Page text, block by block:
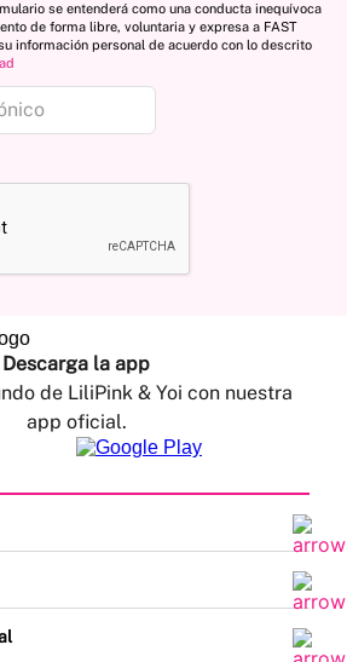
se entenderá como una conducta inequívoca
de forma libre, voluntaria y expresa a FAST
información personal de acuerdo con lo descrito
Descarga la app
de LiliPink & Yoi con nuestra
app oficial.